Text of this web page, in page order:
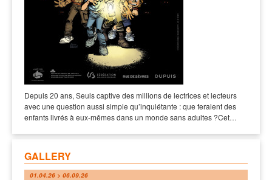
Depuis 20 ans, Seuls captive des millions de lectrices et lecteurs
avec une question aussi simple qu’inquiétante : que feraient des
enfants livrés à eux-mêmes dans un monde sans adultes ?Cet…
GALLERY
01.04.26 > 06.09.26